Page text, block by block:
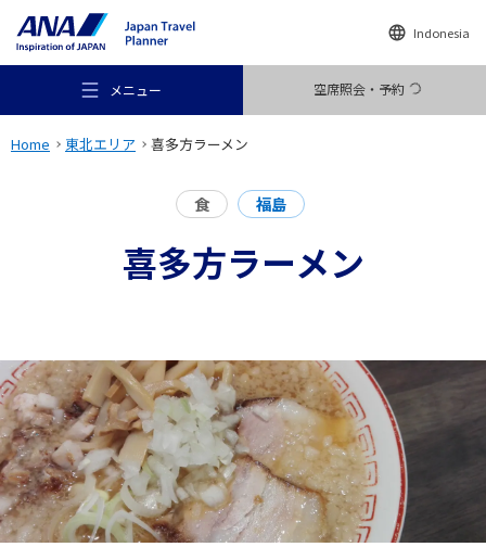
Indonesia
メニュー 空席照会・予約
おすすめの旅
行き先
旅のお役立ち情報
Home 東北エリア 喜多方ラーメン
食 福島
喜多方ラーメン